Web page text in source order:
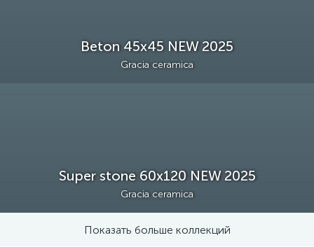
Beton 45х45 NEW 2025
Gracia ceramica
Super stone 60х120 NEW 2025
Gracia ceramica
Показать больше коллекций